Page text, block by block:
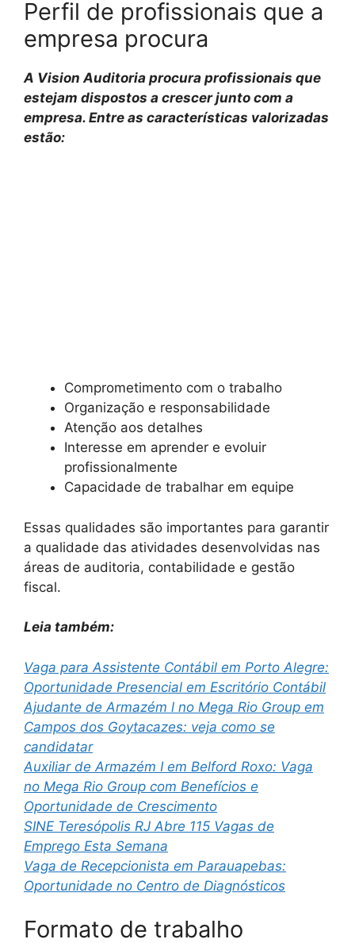
Perfil de profissionais que a
empresa procura
A Vision Auditoria procura profissionais que
estejam dispostos a crescer junto com a
empresa. Entre as características valorizadas
estão:
Comprometimento com o trabalho
Organização e responsabilidade
Atenção aos detalhes
Interesse em aprender e evoluir
profissionalmente
Capacidade de trabalhar em equipe
Essas qualidades são importantes para garantir
a qualidade das atividades desenvolvidas nas
áreas de auditoria, contabilidade e gestão
fiscal.
Leia também:
Vaga para Assistente Contábil em Porto Alegre:
Oportunidade Presencial em Escritório Contábil
Ajudante de Armazém l no Mega Rio Group em
Campos dos Goytacazes: veja como se
candidatar
Auxiliar de Armazém I em Belford Roxo: Vaga
no Mega Rio Group com Benefícios e
Oportunidade de Crescimento
SINE Teresópolis RJ Abre 115 Vagas de
Emprego Esta Semana
Vaga de Recepcionista em Parauapebas:
Oportunidade no Centro de Diagnósticos
Formato de trabalho